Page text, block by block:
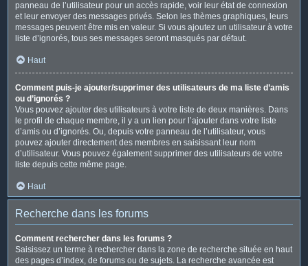
panneau de l’utilisateur pour un accès rapide, voir leur état de connexion
et leur envoyer des messages privés. Selon les thèmes graphiques, leurs
messages peuvent être mis en valeur. Si vous ajoutez un utilisateur à votre
liste d’ignorés, tous ses messages seront masqués par défaut.
Haut
Comment puis-je ajouter/supprimer des utilisateurs de ma liste d’amis
ou d’ignorés ?
Vous pouvez ajouter des utilisateurs à votre liste de deux manières. Dans
le profil de chaque membre, il y a un lien pour l’ajouter dans votre liste
d’amis ou d’ignorés. Ou, depuis votre panneau de l’utilisateur, vous
pouvez ajouter directement des membres en saisissant leur nom
d’utilisateur. Vous pouvez également supprimer des utilisateurs de votre
liste depuis cette même page.
Haut
Recherche dans les forums
Comment rechercher dans les forums ?
Saisissez un terme à rechercher dans la zone de recherche située en haut
des pages d’index, de forums ou de sujets. La recherche avancée est